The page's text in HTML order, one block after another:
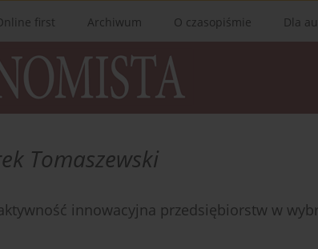
first Archiwum O czasopiśmie Dla
Tomaszewski
innowacyjna przedsiębiorstw w